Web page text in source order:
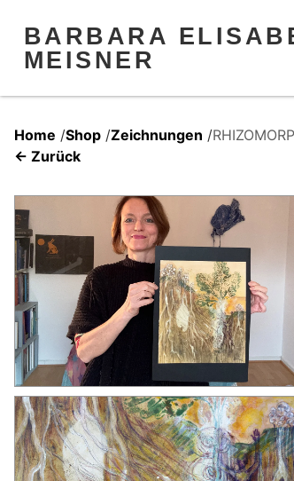
BARBARA
MEISNER
Home /Shop /Zeichnungen /
← Zurück